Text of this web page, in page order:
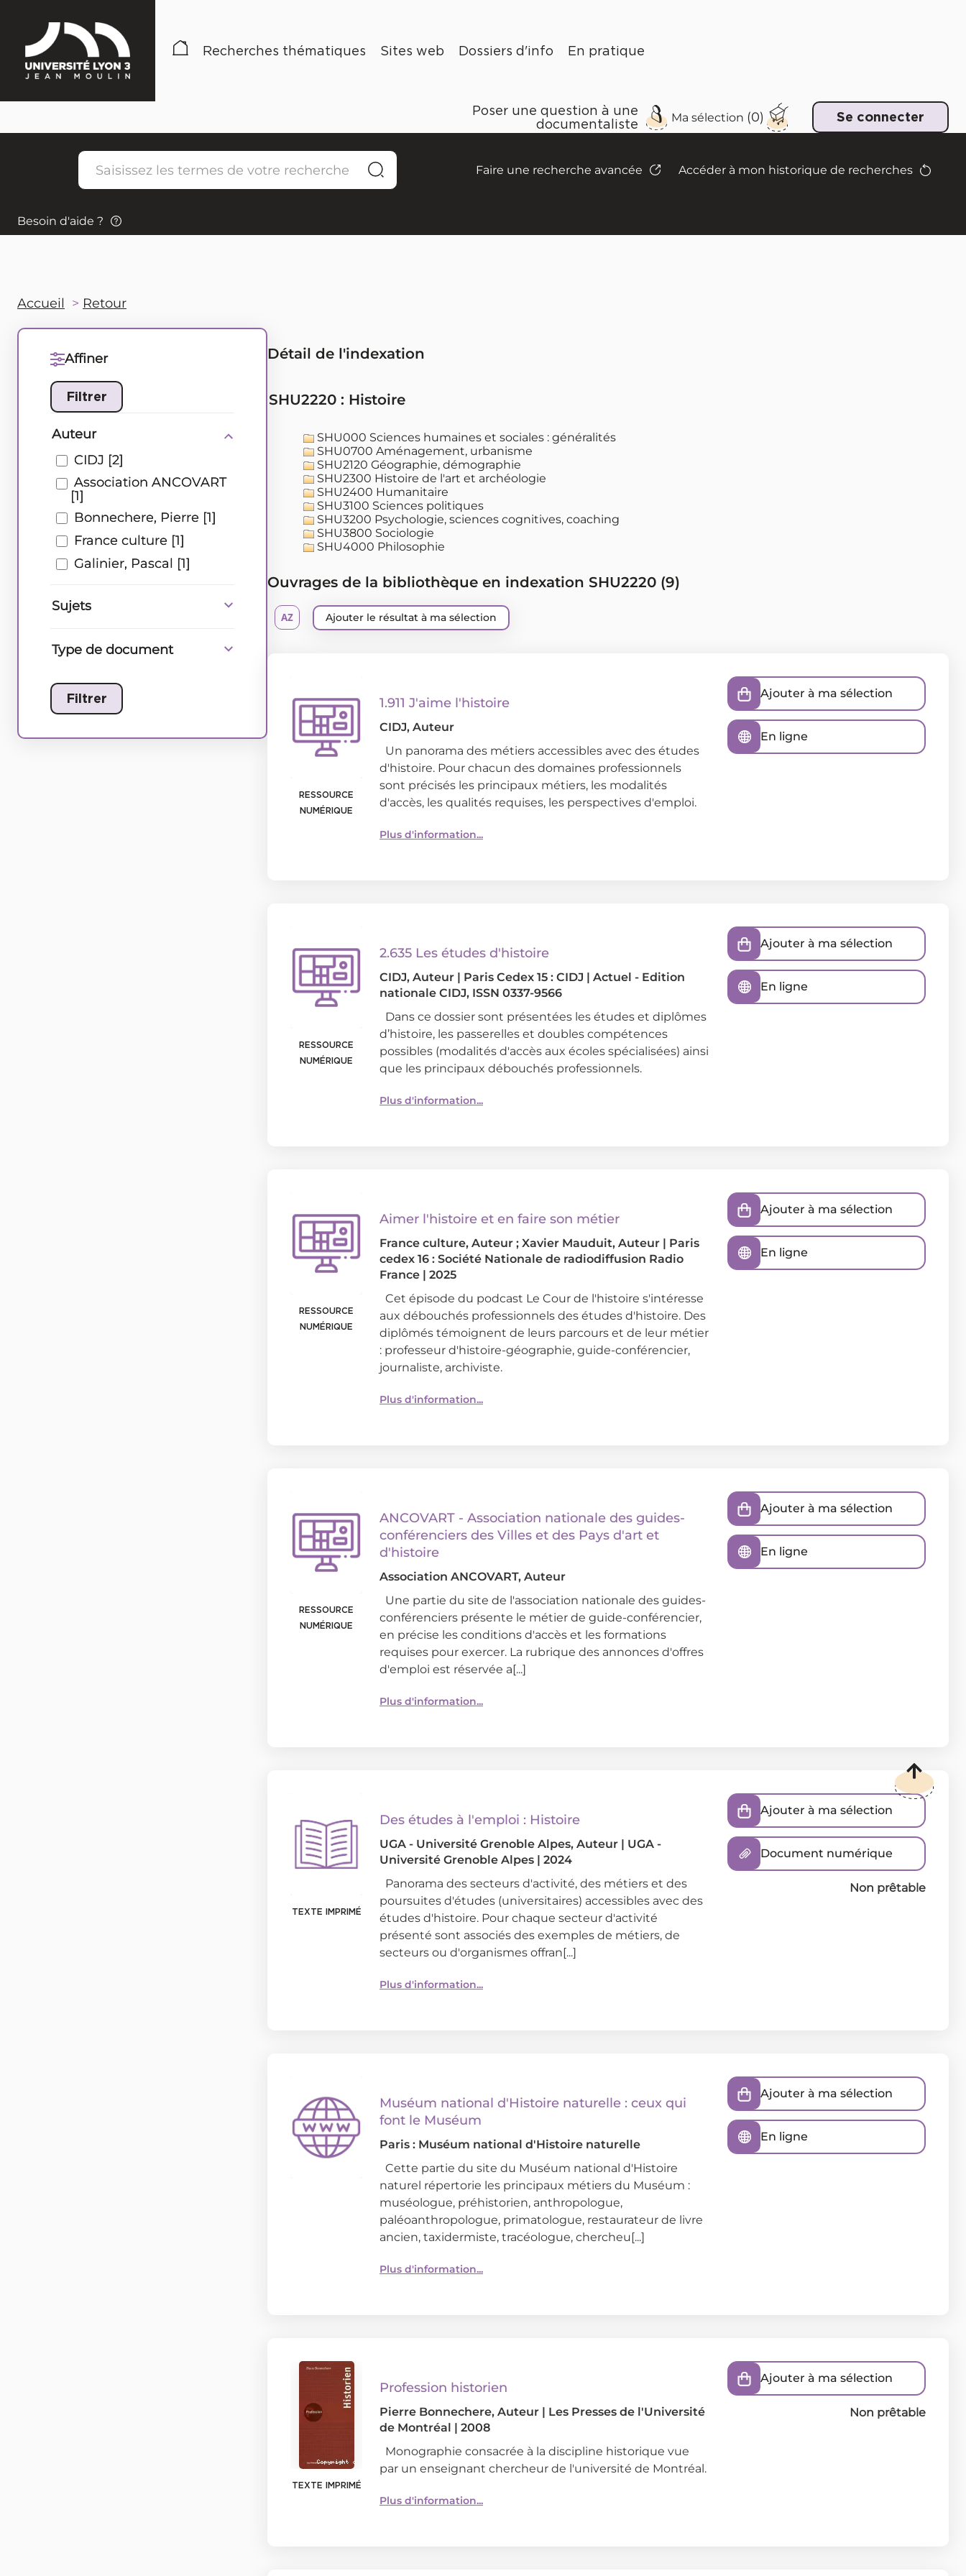
Recherches thématiques Sites web Dossiers d'info En pratique
Poser une question à une
documentaliste
Se connecter
Faire une recherche avancée Accéder à mon historique de recherches
Besoin d'aide ?
Accueil Retour
Affiner
Auteur
CIDJ [2]
Association ANCOVART
[1]
Bonnechere, Pierre [1]
France culture [1]
Galinier, Pascal [1]
Sujets
Type de document
Détail de l'indexation
SHU2220 : Histoire
SHU000 Sciences humaines et sociales : généralités
SHU0700 Aménagement, urbanisme
SHU2120 Géographie, démographie
SHU2300 Histoire de l'art et archéologie
SHU2400 Humanitaire
SHU3100 Sciences politiques
SHU3200 Psychologie, sciences cognitives, coaching
SHU3800 Sociologie
SHU4000 Philosophie
Ouvrages de la bibliothèque en indexation SHU2220 (9)
Ajouter le résultat à ma sélection
RESSOURCE
NUMÉRIQUE
1.911 J'aime l'histoire
CIDJ, Auteur
Un panorama des métiers accessibles avec des études
d'histoire. Pour chacun des domaines professionnels
sont précisés les principaux métiers, les modalités
d'accès, les qualités requises, les perspectives d'emploi.
Plus d'information...
Ajouter à ma sélection
En ligne
RESSOURCE
NUMÉRIQUE
2.635 Les études d'histoire
CIDJ, Auteur | Paris Cedex 15 : CIDJ | Actuel - Edition
nationale CIDJ, ISSN 0337-9566
Dans ce dossier sont présentées les études et diplômes
d’histoire, les passerelles et doubles compétences
possibles (modalités d'accès aux écoles spécialisées) ainsi
que les principaux débouchés professionnels.
Plus d'information...
Ajouter à ma sélection
En ligne
RESSOURCE
NUMÉRIQUE
Aimer l'histoire et en faire son métier
France culture, Auteur ; Xavier Mauduit, Auteur | Paris
cedex 16 : Société Nationale de radiodiffusion Radio
France | 2025
Cet épisode du podcast Le Cour de l'histoire s'intéresse
aux débouchés professionnels des études d'histoire. Des
diplômés témoignent de leurs parcours et de leur métier
: professeur d'histoire-géographie, guide-conférencier,
journaliste, archiviste.
Plus d'information...
Ajouter à ma sélection
En ligne
RESSOURCE
NUMÉRIQUE
ANCOVART - Association nationale des guides-
conférenciers des Villes et des Pays d'art et
d'histoire
Association ANCOVART, Auteur
Une partie du site de l'association nationale des guides-
conférenciers présente le métier de guide-conférencier,
en précise les conditions d'accès et les formations
requises pour exercer. La rubrique des annonces d'offres
d'emploi est réservée a[...]
Plus d'information...
Ajouter à ma sélection
En ligne
TEXTE IMPRIMÉ
Des études à l'emploi : Histoire
UGA - Université Grenoble Alpes, Auteur | UGA -
Université Grenoble Alpes | 2024
Panorama des secteurs d'activité, des métiers et des
poursuites d'études (universitaires) accessibles avec des
études d'histoire. Pour chaque secteur d'activité
présenté sont associés des exemples de métiers, de
secteurs ou d'organismes offran[...]
Plus d'information...
Ajouter à ma sélection
Document numérique
Non prêtable
Muséum national d'Histoire naturelle : ceux qui
font le Muséum
Paris : Muséum national d'Histoire naturelle
Cette partie du site du Muséum national d'Histoire
naturel répertorie les principaux métiers du Muséum :
muséologue, préhistorien, anthropologue,
paléoanthropologue, primatologue, restaurateur de livre
ancien, taxidermiste, tracéologue, chercheu[...]
Plus d'information...
Ajouter à ma sélection
En ligne
TEXTE IMPRIMÉ
Profession historien
Pierre Bonnechere, Auteur | Les Presses de l'Université
de Montréal | 2008
Monographie consacrée à la discipline historique vue
par un enseignant chercheur de l'université de Montréal.
Plus d'information...
Ajouter à ma sélection
Non prêtable